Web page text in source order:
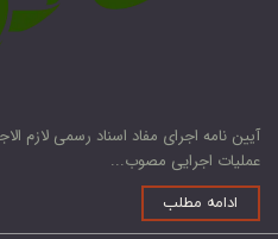
آیین‌ نامه اجرای مفاد اسناد رسمی لازم
عملیات اجرایی مصوب...
ادامه مطلب